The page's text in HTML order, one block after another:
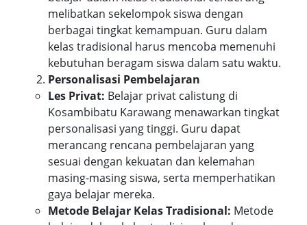
melibatkan sekelompok siswa dengan
berbagai tingkat kemampuan. Guru dalam
kelas tradisional harus mencoba memenuhi
kebutuhan beragam siswa dalam satu waktu.
Personalisasi Pembelajaran
Les Privat: Belajar privat calistung di
Kosambibatu Karawang menawarkan tingkat
personalisasi yang tinggi. Guru dapat
merancang rencana pembelajaran yang
sesuai dengan kekuatan dan kelemahan
masing-masing siswa, serta memperhatikan
gaya belajar mereka.
Metode Belajar Kelas Tradisional: Metode